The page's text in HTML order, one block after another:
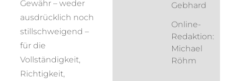
Gewähr – weder
ausdrücklich noch
stillschweigend –
für die
Vollständigkeit,
Richtigkeit,
Gebhard
Online-
Redaktion:
Michael
Röhm